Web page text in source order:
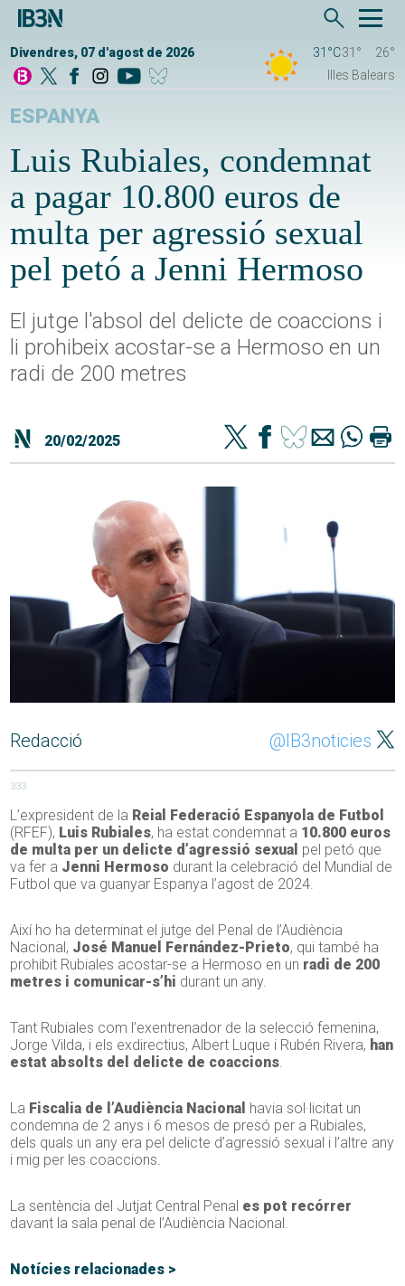
Divendres, 07 d'agost de 2026 31°C31°
26°
Illes Balears
ESPANYA
Luis Rubiales, condemnat
a pagar 10.800 euros de
multa per agressió sexual
pel petó a Jenni Hermoso
El jutge l'absol del delicte de coaccions i
li prohibeix acostar-se a Hermoso en un
radi de 200 metres
20/02/2025
Redacció @IB3noticies
333
L’expresident de la Reial Federació Espanyola de Futbol
(RFEF), Luis Rubiales, ha estat condemnat a 10.800 euros
de multa per un delicte d’agressió sexual pel petó que
va fer a Jenni Hermoso durant la celebració del Mundial de
Futbol que va guanyar Espanya l’agost de 2024.
Així ho ha determinat el jutge del Penal de l’Audiència
Nacional, José Manuel Fernández-Prieto, qui també ha
prohibit Rubiales acostar-se a Hermoso en un radi de 200
metres i comunicar-s’hi durant un any.
Tant Rubiales com l’exentrenador de la selecció femenina,
Jorge Vilda, i els exdirectius, Albert Luque i Rubén Rivera, han
estat absolts del delicte de coaccions.
La Fiscalia de l’Audiència Nacional havia sol·licitat un
condemna de 2 anys i 6 mesos de presó per a Rubiales,
dels quals un any era pel delicte d’agressió sexual i l’altre any
i mig per les coaccions.
La sentència del Jutjat Central Penal es pot recórrer
davant la sala penal de l’Audiència Nacional.
Notícies relacionades >